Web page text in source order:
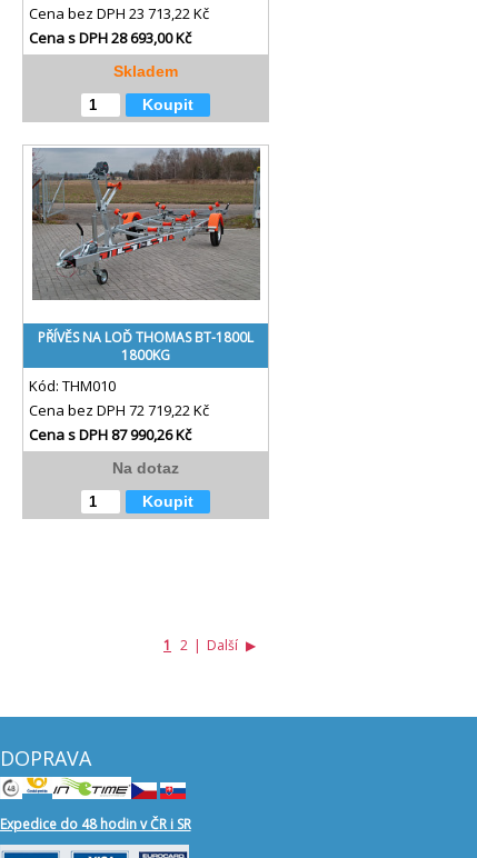
Cena bez DPH 23 713,22 Kč
Cena s DPH28 693,00 Kč
Skladem
Koupit
PŘÍVĚS NA LOĎ THOMAS BT-1800L
1800KG
Kód: THM010
Cena bez DPH 72 719,22 Kč
Cena s DPH87 990,26 Kč
Na dotaz
Koupit
1 2 | Další ▶
DOPRAVA
Expedice do 48 hodin v ČR i SR